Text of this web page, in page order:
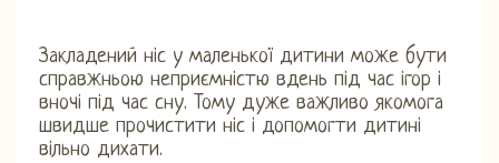
Закладений ніс у маленької дитини може бути
справжньою неприємністю вдень під час ігор і
вночі під час сну. Тому дуже важливо якомога
швидше прочистити ніс і допомогти дитині
вільно дихати.